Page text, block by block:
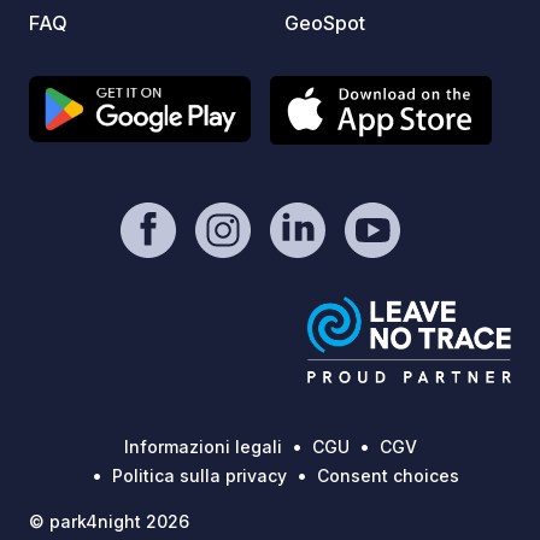
FAQ
GeoSpot
Informazioni legali CGU
CGV
Politica sulla privacy
Consent choices
© park4night 2026